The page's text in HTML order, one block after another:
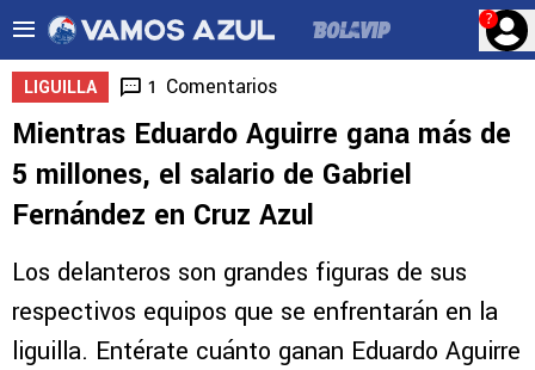
?
LIGUILLA 1 Comentarios
Mientras Eduardo Aguirre gana más de
5 millones, el salario de Gabriel
Fernández en Cruz Azul
Los delanteros son grandes figuras de sus
respectivos equipos que se enfrentarán en la
liguilla. Entérate cuánto ganan Eduardo Aguirre